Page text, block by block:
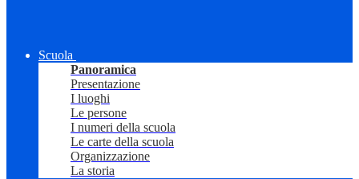
Scuola
Panoramica
Presentazione
I luoghi
Le persone
I numeri della scuola
Le carte della scuola
Organizzazione
La storia